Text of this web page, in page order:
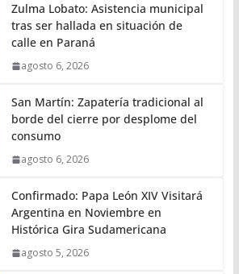
Zulma Lobato: Asistencia municipal
tras ser hallada en situación de
calle en Paraná
agosto 6, 2026
San Martín: Zapatería tradicional al
borde del cierre por desplome del
consumo
agosto 6, 2026
Confirmado: Papa León XIV Visitará
Argentina en Noviembre en
Histórica Gira Sudamericana
agosto 5, 2026